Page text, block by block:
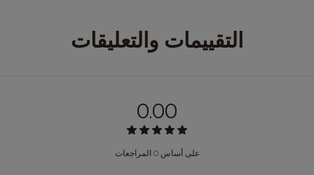
التقييمات والتعليقات
0.00
على أساس 0 المراجعات